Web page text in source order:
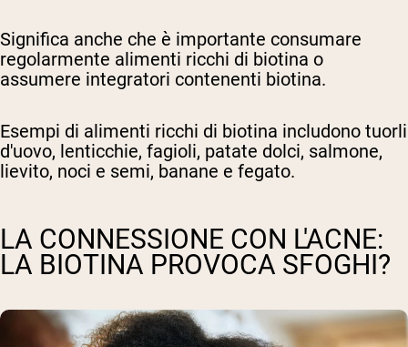
Significa anche che è importante consumare
regolarmente alimenti ricchi di biotina o
assumere integratori contenenti biotina.
Esempi di alimenti ricchi di biotina includono tuorli
d'uovo, lenticchie, fagioli, patate dolci, salmone,
lievito, noci e semi, banane e fegato.
LA CONNESSIONE CON L'ACNE:
LA BIOTINA PROVOCA SFOGHI?